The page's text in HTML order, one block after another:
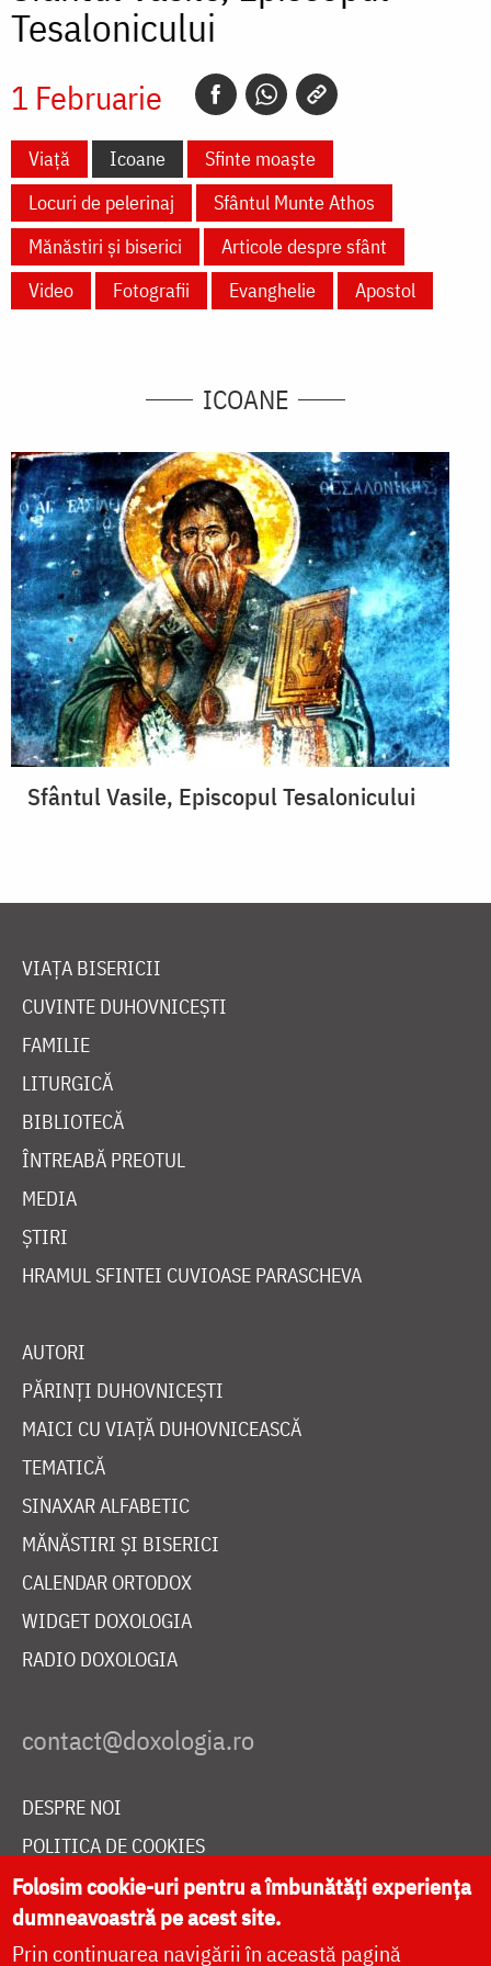
Tesalonicului
1 Februarie
Viață Icoane
Sfinte moaște
Locuri de pelerinaj
Sfântul Munte Athos
Mănăstiri și biserici
Articole despre sfânt
Video
Fotografii Evanghelie Apostol
ICOANE
Sfântul Vasile, Episcopul Tesalonicului
VIAȚA BISERICII
CUVINTE DUHOVNICEȘTI
FAMILIE
LITURGICĂ
BIBLIOTECĂ
ÎNTREABĂ PREOTUL
MEDIA
ȘTIRI
HRAMUL SFINTEI CUVIOASE PARASCHEVA
AUTORI
PĂRINȚI DUHOVNICEȘTI
MAICI CU VIAȚĂ DUHOVNICEASCĂ
TEMATICĂ
SINAXAR ALFABETIC
MĂNĂSTIRI ȘI BISERICI
CALENDAR ORTODOX
WIDGET DOXOLOGIA
RADIO DOXOLOGIA
DESPRE NOI
POLITICA DE COOKIES
DONEAZĂ ONLINE PENTRU CATEDRALA NAȚIONALĂ
Folosim cookie-uri pentru a îmbunătăți experiența
dumneavoastră pe acest site.
Prin continuarea navigării în această pagină